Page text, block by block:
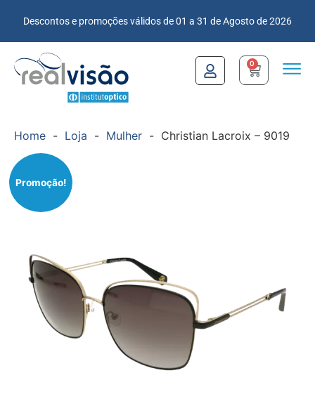
Descontos e promoções válidos de 01 a 31 de Agosto de 2026
0
Home - Loja - Mulher - Christian Lacroix – 9019
Promoção!